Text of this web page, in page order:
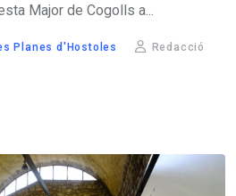
Major de Cogolls a...
Planes d'Hostoles Redacció